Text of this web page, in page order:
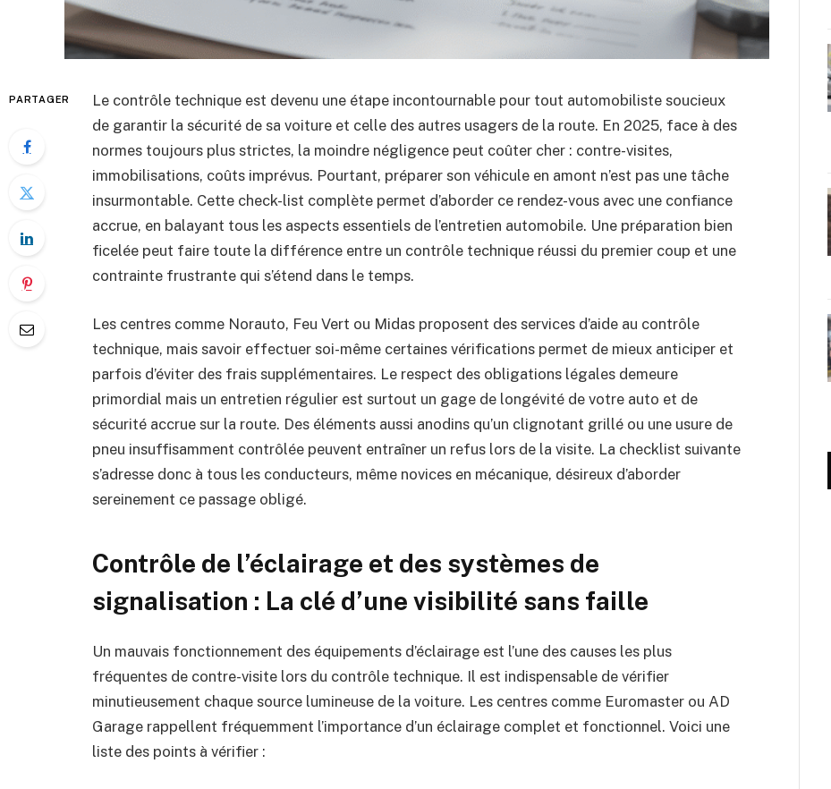
PARTAGER
Le contrôle technique est devenu une étape incontournable pour tout automobiliste soucieux
de garantir la sécurité de sa voiture et celle des autres usagers de la route. En 2025, face à des
normes toujours plus strictes, la moindre négligence peut coûter cher : contre-visites,
immobilisations, coûts imprévus. Pourtant, préparer son véhicule en amont n’est pas une tâche
insurmontable. Cette check-list complète permet d’aborder ce rendez-vous avec une confiance
accrue, en balayant tous les aspects essentiels de l’entretien automobile. Une préparation bien
ficelée peut faire toute la différence entre un contrôle technique réussi du premier coup et une
contrainte frustrante qui s’étend dans le temps.
Les centres comme Norauto, Feu Vert ou Midas proposent des services d’aide au contrôle
technique, mais savoir effectuer soi-même certaines vérifications permet de mieux anticiper et
parfois d’éviter des frais supplémentaires. Le respect des obligations légales demeure
primordial mais un entretien régulier est surtout un gage de longévité de votre auto et de
sécurité accrue sur la route. Des éléments aussi anodins qu’un clignotant grillé ou une usure de
pneu insuffisamment contrôlée peuvent entraîner un refus lors de la visite. La checklist suivante
s’adresse donc à tous les conducteurs, même novices en mécanique, désireux d’aborder
sereinement ce passage obligé.
Contrôle de l’éclairage et des systèmes de
signalisation : La clé d’une visibilité sans faille
Un mauvais fonctionnement des équipements d’éclairage est l’une des causes les plus
fréquentes de contre-visite lors du contrôle technique. Il est indispensable de vérifier
minutieusement chaque source lumineuse de la voiture. Les centres comme Euromaster ou AD
Garage rappellent fréquemment l’importance d’un éclairage complet et fonctionnel. Voici une
liste des points à vérifier :